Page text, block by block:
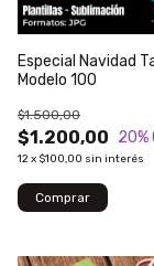
Especial Navidad
Modelo 100
$1.200,00
$1.500,00
20%
12x $100,00 sin interés